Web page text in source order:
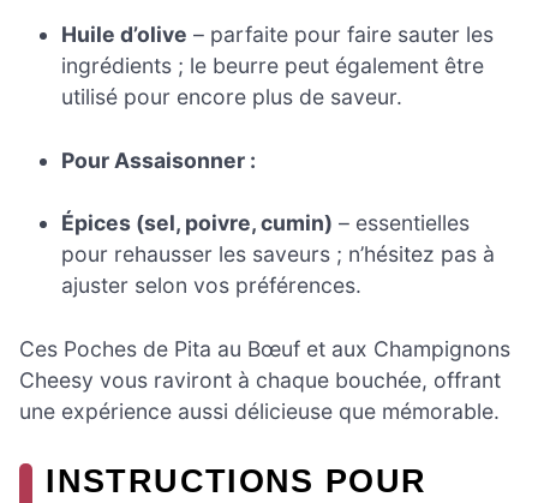
Huile d’olive – parfaite pour faire sauter les
ingrédients ; le beurre peut également être
utilisé pour encore plus de saveur.
Pour Assaisonner :
Épices (sel, poivre, cumin) – essentielles
pour rehausser les saveurs ; n’hésitez pas à
ajuster selon vos préférences.
Ces Poches de Pita au Bœuf et aux Champignons
Cheesy vous raviront à chaque bouchée, offrant
une expérience aussi délicieuse que mémorable.
INSTRUCTIONS POUR